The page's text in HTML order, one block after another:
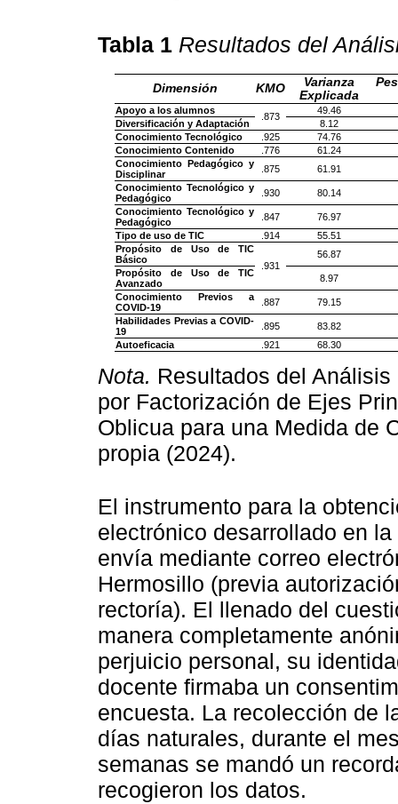
Tabla 1 Resultados del
Dimensión KMO
Varianza
Explicada
Apoyo a los alumnos
.873
49.46
Diversificación y Adaptación
8.12
Conocimiento Tecnológico
.925
74.76
Conocimiento Contenido
.776
61.24
Conocimiento Pedagógico y
Disciplinar
.875
61.91
Conocimiento Tecnológico y
Pedagógico
.930
80.14
Conocimiento Tecnológico y
Pedagógico
.847
76.97
Tipo de uso de TIC
.914
55.51
Propósito de Uso de TIC
Básico
.931
56.87
Propósito de Uso de TIC
Avanzado
8.97
Conocimiento Previos a
COVID-19
.887
79.15
Habilidades Previas a COVID-
19
.895
83.82
Autoeficacia
.921 68.30
Nota. Resultados del
por Factorización de Ejes
Oblicua para una Medida de
propia (2024).
El instrumento para la
electrónico desarrollado en
envía mediante correo
Hermosillo (previa
rectoría). El llenado del
manera completamente
perjuicio personal, su
docente firmaba un
encuesta. La recolección de
días naturales, durante el
semanas se mandó un
recogieron los datos.